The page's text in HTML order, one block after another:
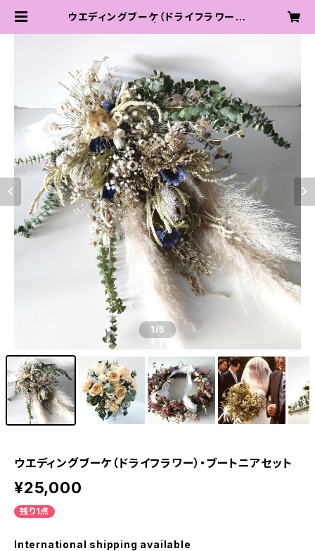
ウエディングブーケ（ドライフラワー）・
1/5
ウエディングブーケ（ドライフラワー）・ブートニアセット
¥25,000
残り1点
International shipping available